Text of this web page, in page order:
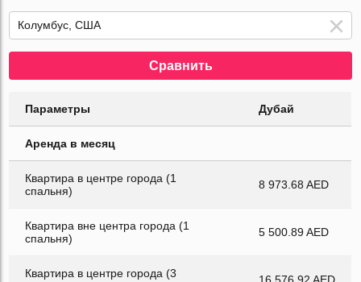
Сравнить
Параметры Дубай
Аренда в месяц
Квартира в центре города (1
спальня)
8 973.68 AED
Квартира вне центра города (1
спальня)
5 500.89 AED
Квартира в центре города (3